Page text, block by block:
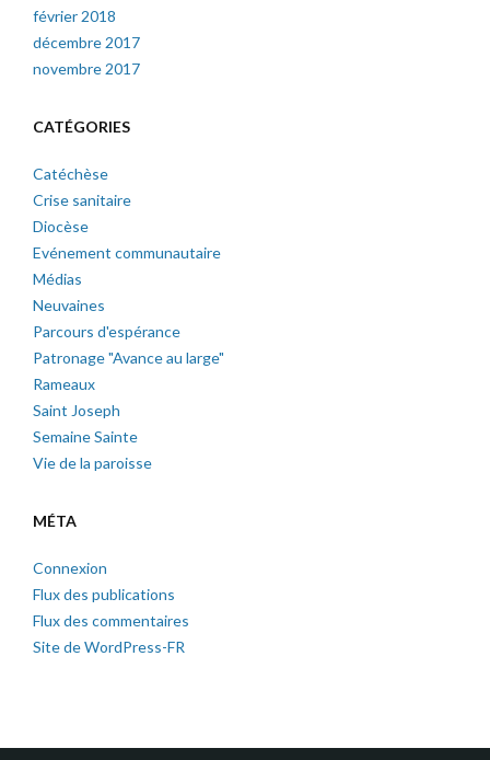
février 2018
décembre 2017
novembre 2017
CATÉGORIES
Catéchèse
Crise sanitaire
Diocèse
Evénement communautaire
Médias
Neuvaines
Parcours d'espérance
Patronage "Avance au large"
Rameaux
Saint Joseph
Semaine Sainte
Vie de la paroisse
MÉTA
Connexion
Flux des publications
Flux des commentaires
Site de WordPress-FR